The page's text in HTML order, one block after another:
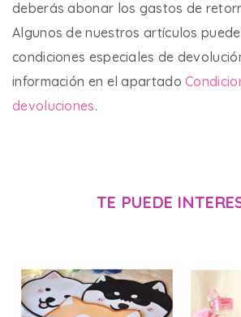
deberás abonar los gastos de
Algunos de nuestros artículos
condiciones especiales de
información en el apartado
devoluciones.
TE PUEDE